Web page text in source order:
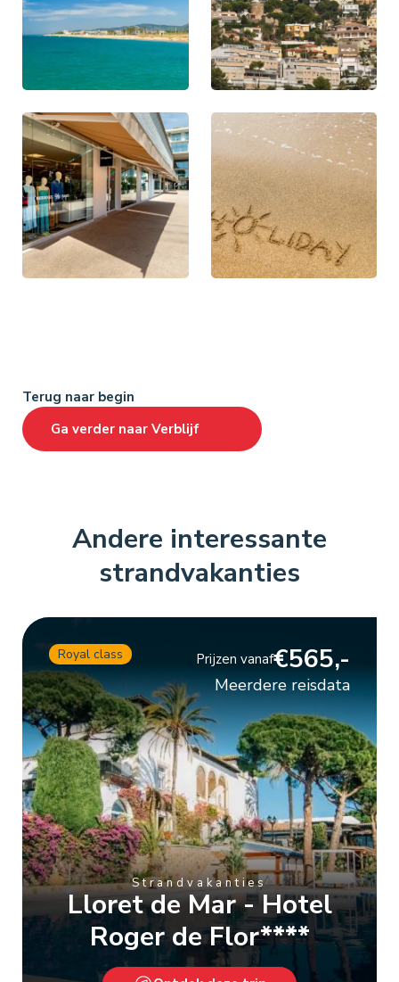
Terug naar begin
Ga verder naar Verblijf
Andere interessante
strandvakanties
Royal class Prijzen vanaf€565,-
Meerdere reisdata
Strandvakanties
Lloret de Mar - Hotel
Roger de Flor****